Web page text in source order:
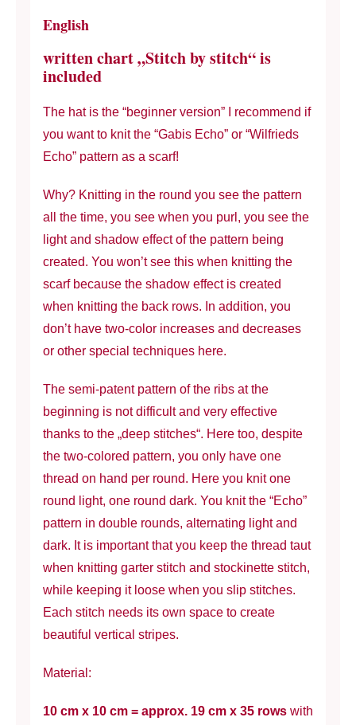
English
written chart „Stitch by stitch“ is
included
The hat is the “beginner version” I recommend if
you want to knit the “Gabis Echo” or “Wilfrieds
Echo” pattern as a scarf!
Why? Knitting in the round you see the pattern
all the time, you see when you purl, you see the
light and shadow effect of the pattern being
created. You won’t see this when knitting the
scarf because the shadow effect is created
when knitting the back rows. In addition, you
don’t have two-color increases and decreases
or other special techniques here.
The semi-patent pattern of the ribs at the
beginning is not difficult and very effective
thanks to the „deep stitches“. Here too, despite
the two-colored pattern, you only have one
thread on hand per round. Here you knit one
round light, one round dark. You knit the “Echo”
pattern in double rounds, alternating light and
dark. It is important that you keep the thread taut
when knitting garter stitch and stockinette stitch,
while keeping it loose when you slip stitches.
Each stitch needs its own space to create
beautiful vertical stripes.
Material:
10 cm x 10 cm = approx. 19 cm x 35 rowswith